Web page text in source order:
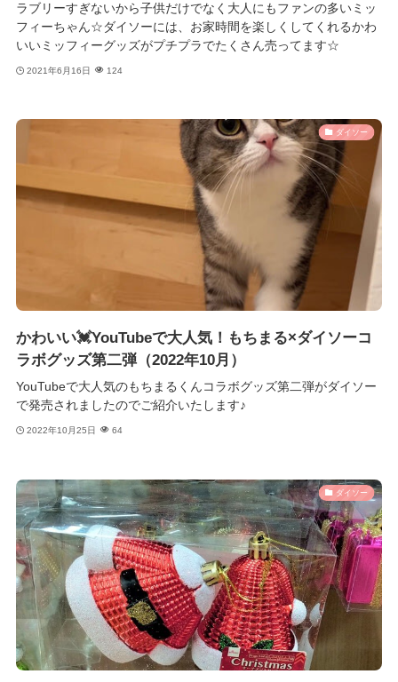
ラブリーすぎないから子供だけでなく大人にもファンの多いミッ
フィーちゃん☆ダイソーには、お家時間を楽しくしてくれるかわ
いいミッフィーグッズがプチプラでたくさん売ってます☆
2021年6月16日 124
ダイソー
かわいい💓YouTubeで大人気！もちまる×ダイソーコ
ラボグッズ第二弾（2022年10月）
YouTubeで大人気のもちまるくんコラボグッズ第二弾がダイソー
で発売されましたのでご紹介いたします♪
2022年10月25日 64
ダイソー